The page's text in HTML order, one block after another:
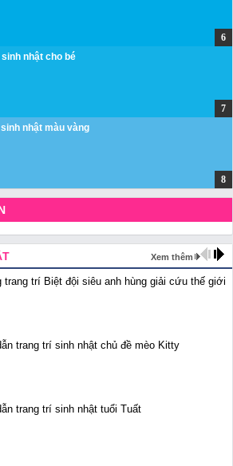
sinh nhật cho bé
nhật màu vàng
Xem thêm
trang trí Biệt đội siêu anh hùng giải cứu thế giới
trang trí sinh nhật chủ đề mèo Kitty
trang trí sinh nhật tuổi Tuất